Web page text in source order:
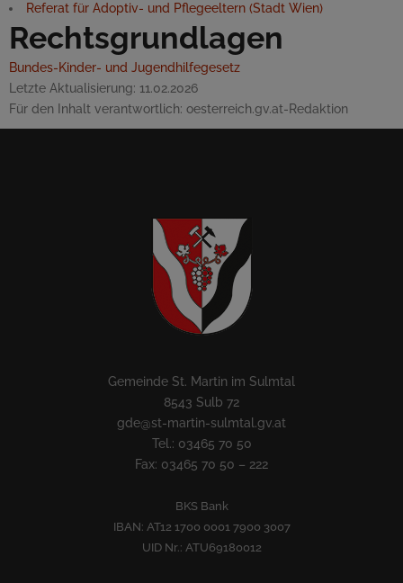
Referat für Adoptiv- und Pflegeeltern (Stadt Wien)
Rechtsgrundlagen
Bundes-Kinder- und Jugendhilfegesetz
Letzte Aktualisierung: 11.02.2026
Für den Inhalt verantwortlich: oesterreich.gv.at-Redaktion
Gemeinde St. Martin im Sulmtal
8543 Sulb 72
gde@st-martin-sulmtal.gv.at
Tel.: 03465 70 50
Fax: 03465 70 50 – 222
BKS Bank
IBAN: AT12 1700 0001 7900 3007
UID Nr.: ATU69180012